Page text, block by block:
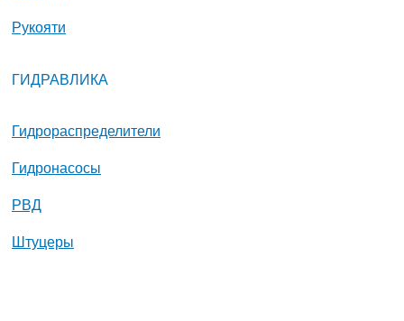
Рукояти
ГИДРАВЛИКА
Гидрораспределители
Гидронасосы
РВД
Штуцеры